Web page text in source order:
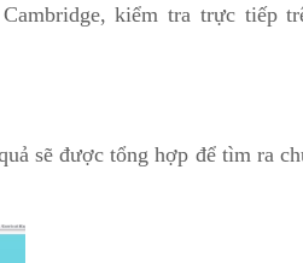
kiểm tra trực tiếp
sẽ được tổng hợp để tìm ra